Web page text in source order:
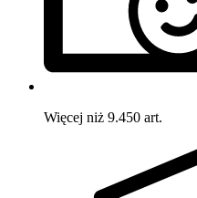
Więcej niż 9.450 art.